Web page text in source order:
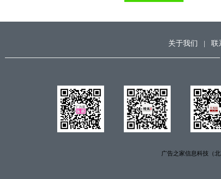
关于我们 | 联
广告之家信息科技（